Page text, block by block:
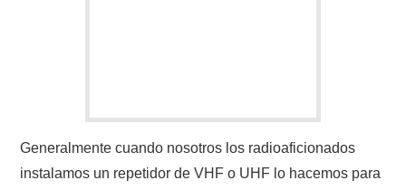
Generalmente cuando nosotros los radioaficionados
instalamos un repetidor de VHF o UHF lo hacemos para